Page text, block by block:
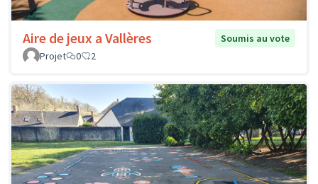
Aire de jeux a Vallères
Soumis au vote
Projet
0 2